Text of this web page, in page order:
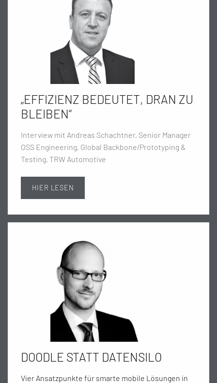
„EFFIZIENZ BEDEUTET, DRAN ZU
BLEIBEN“
Interview mit Andreas Schachtner, Senior Manager
OSS Engineering, Global Backbone/Prototyping &
Testing, TRW Automotive
HIER LESEN
DOODLE STATT DATENSILO
Vier Ansatzpunkte für smarte mobile Lösungen in